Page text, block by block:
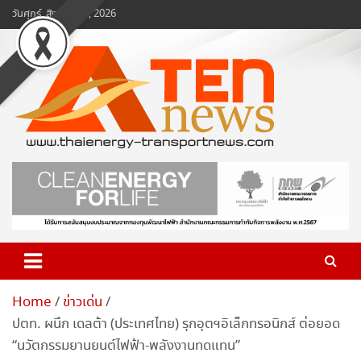
Skip
to
content
วันศุกร์, สิงหาคม 7, 2026
www.ten-news.com
ข่าวพลังงานและคมนาคม
Home
ข่าวเด่น
ปตท. ผนึก เดลต้า (ประเทศไทย) รุกอุตฯอิเล็กทรอนิกส์ ต่อยอด
“นวัตกรรมยานยนต์ไฟฟ้า-พลังงานทดแทน”